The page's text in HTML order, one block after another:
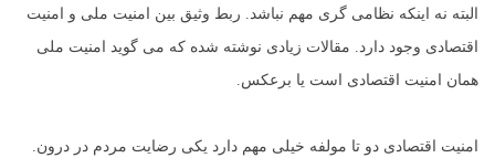
البته نه اینکه نظامی گری مهم نباشد. ربط وثیق بین امنیت ملی و امنیت
اقتصادی وجود دارد. مقالات زیادی نوشته شده که می گوید امنیت ملی
همان امنیت اقتصادی است یا برعکس.
امنیت اقتصادی دو تا مولفه خیلی مهم دارد یکی رضایت مردم در درون.